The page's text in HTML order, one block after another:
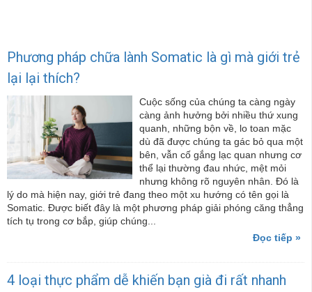
Phương pháp chữa lành Somatic là gì mà giới trẻ
lại lại thích?
Cuộc sống của chúng ta càng ngày
càng ảnh hưởng bởi nhiều thứ xung
quanh, những bộn về, lo toan mặc
dù đã được chúng ta gác bỏ qua một
bên, vẫn cố gắng lạc quan nhưng cơ
thể lại thường đau nhức, mệt mỏi
nhưng không rõ nguyên nhân. Đó là
lý do mà hiện nay, giới trẻ đang theo một xu hướng có tên gọi là
Somatic. Được biết đây là một phương pháp giải phóng căng thẳng
tích tụ trong cơ bắp, giúp chúng...
Đọc tiếp »
4 loại thực phẩm dễ khiến bạn già đi rất nhanh